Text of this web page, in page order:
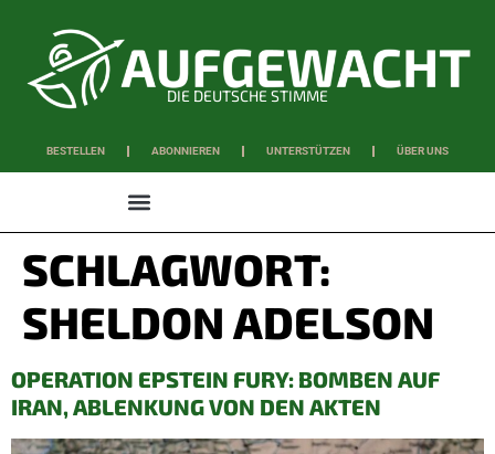
DIE DEUTSCHE STIMME
BESTELLEN ABONNIEREN UNTERSTÜTZEN ÜBER UNS
SCHLAGWORT:
SHELDON ADELSON
OPERATION EPSTEIN FURY: BOMBEN AUF
IRAN, ABLENKUNG VON DEN AKTEN